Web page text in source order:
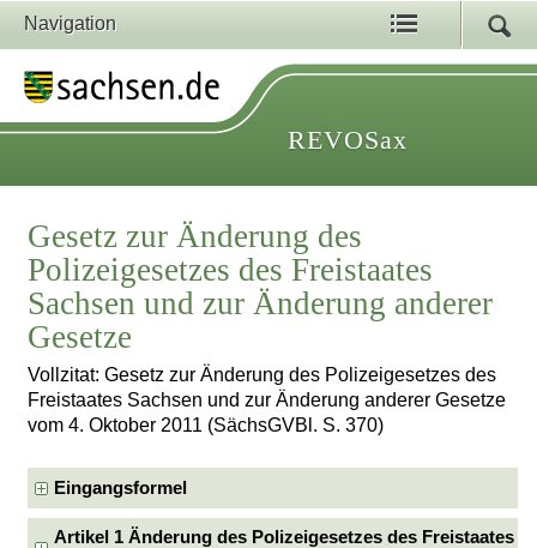
Navigation
REVOSax
Gesetz zur Änderung des
Polizeigesetzes des Freistaates
Sachsen und zur Änderung anderer
Gesetze
Vollzitat: Gesetz zur Änderung des Polizeigesetzes des
Freistaates Sachsen und zur Änderung anderer Gesetze
vom 4. Oktober 2011 (SächsGVBl. S. 370)
Eingangsformel
Artikel 1 Änderung des Polizeigesetzes des Freistaates